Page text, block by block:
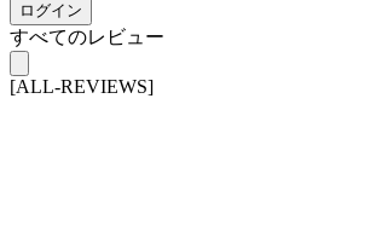
ログイン
すべてのレビュー
[ALL-REVIEWS]